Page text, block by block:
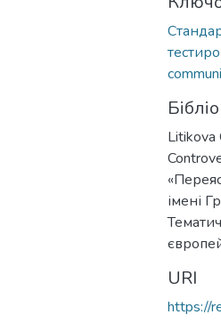
Litikova
імені
URI
https://